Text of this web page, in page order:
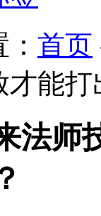
首页
才能
法师